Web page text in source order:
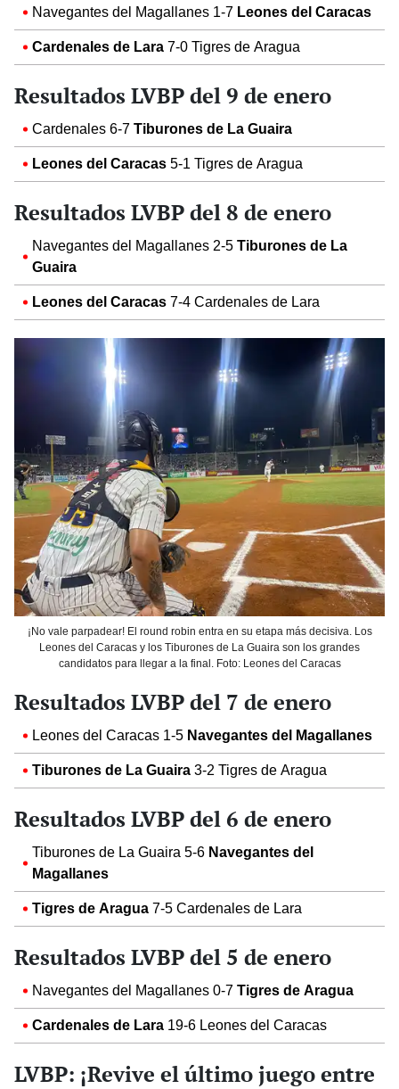
Navegantes del Magallanes 1-7 Leones del Caracas
Cardenales de Lara 7-0 Tigres de Aragua
Resultados LVBP del 9 de enero
Cardenales 6-7 Tiburones de La Guaira
Leones del Caracas 5-1 Tigres de Aragua
Resultados LVBP del 8 de enero
Navegantes del Magallanes 2-5 Tiburones de La
Guaira
Leones del Caracas 7-4 Cardenales de Lara
¡No vale parpadear! El round robin entra en su etapa más decisiva. Los
Leones del Caracas y los Tiburones de La Guaira son los grandes
candidatos para llegar a la final. Foto: Leones del Caracas
Resultados LVBP del 7 de enero
Leones del Caracas 1-5 Navegantes del Magallanes
Tiburones de La Guaira 3-2 Tigres de Aragua
Resultados LVBP del 6 de enero
Tiburones de La Guaira 5-6 Navegantes del
Magallanes
Tigres de Aragua 7-5 Cardenales de Lara
Resultados LVBP del 5 de enero
Navegantes del Magallanes 0-7 Tigres de Aragua
Cardenales de Lara 19-6 Leones del Caracas
LVBP: ¡Revive el último juego entre